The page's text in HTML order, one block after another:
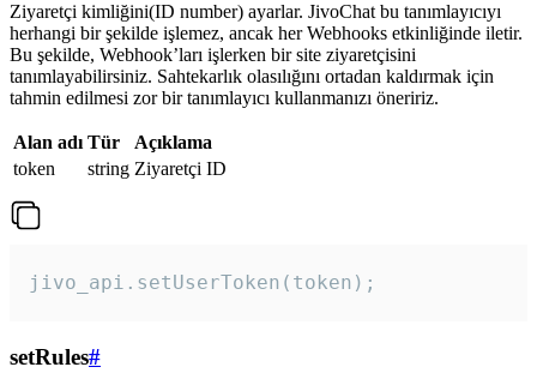
Ziyaretçi kimliğini(ID number) ayarlar. JivoChat bu tanımlayıcıyı
herhangi bir şekilde işlemez, ancak her Webhooks etkinliğinde iletir.
Bu şekilde, Webhook’ları işlerken bir site ziyaretçisini
tanımlayabilirsiniz. Sahtekarlık olasılığını ortadan kaldırmak için
tahmin edilmesi zor bir tanımlayıcı kullanmanızı öneririz.
Alan adı Tür
Açıklama
token
string Ziyaretçi ID
jivo_api.setUserToken(token);
setRules#